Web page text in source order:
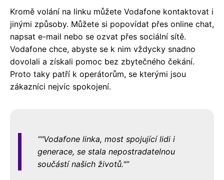
Kromě volání na linku můžete Vodafone kontaktovat i
jinými způsoby. Můžete si popovídat přes online chat,
napsat e-mail nebo se ozvat přes sociální sítě.
Vodafone chce, abyste se k nim vždycky snadno
dovolali a získali pomoc bez zbytečného čekání.
Proto taky patří k operátorům, se kterými jsou
zákazníci nejvíc spokojení.
"Vodafone linka, most spojující lidi i
generace, se stala nepostradatelnou
součástí našich životů."